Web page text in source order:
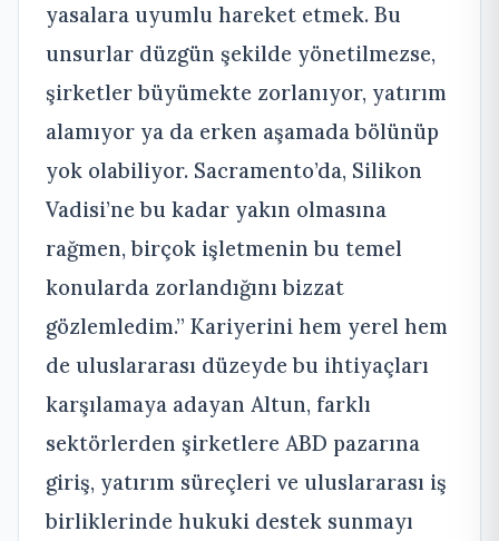
yasalara uyumlu hareket etmek. Bu
unsurlar düzgün şekilde yönetilmezse,
şirketler büyümekte zorlanıyor, yatırım
alamıyor ya da erken aşamada bölünüp
yok olabiliyor. Sacramento’da, Silikon
Vadisi’ne bu kadar yakın olmasına
rağmen, birçok işletmenin bu temel
konularda zorlandığını bizzat
gözlemledim.” Kariyerini hem yerel hem
de uluslararası düzeyde bu ihtiyaçları
karşılamaya adayan Altun, farklı
sektörlerden şirketlere ABD pazarına
giriş, yatırım süreçleri ve uluslararası iş
birliklerinde hukuki destek sunmayı